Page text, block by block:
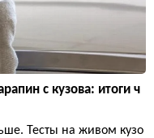
с кузова: итоги ч
Тесты на живом кузо